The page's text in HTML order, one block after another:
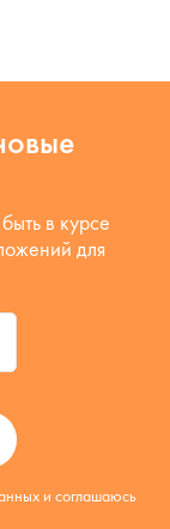
в курсе
для
и соглашаюсь